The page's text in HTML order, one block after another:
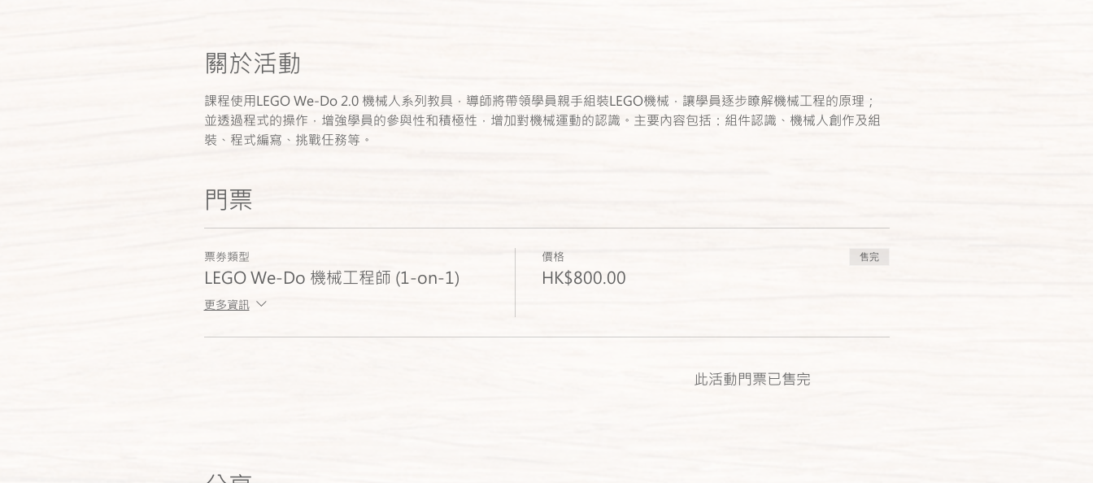
關於活動
課程使用LEGO We-Do 2.0 機械人系列教具，導師將帶領學員親手組裝LEGO機械，讓學員逐步瞭解機械工程的原理；
並透過程式的操作，增強學員的參與性和積極性，增加對機械運動的認識。主要內容包括：組件認識、機械人創作及組
裝、程式編寫、挑戰任務等。
門票
票券類型
LEGO We-Do 機械工程師 (1-on-1)
更多資訊
價格
HK$800.00
售完
此活動門票已售完